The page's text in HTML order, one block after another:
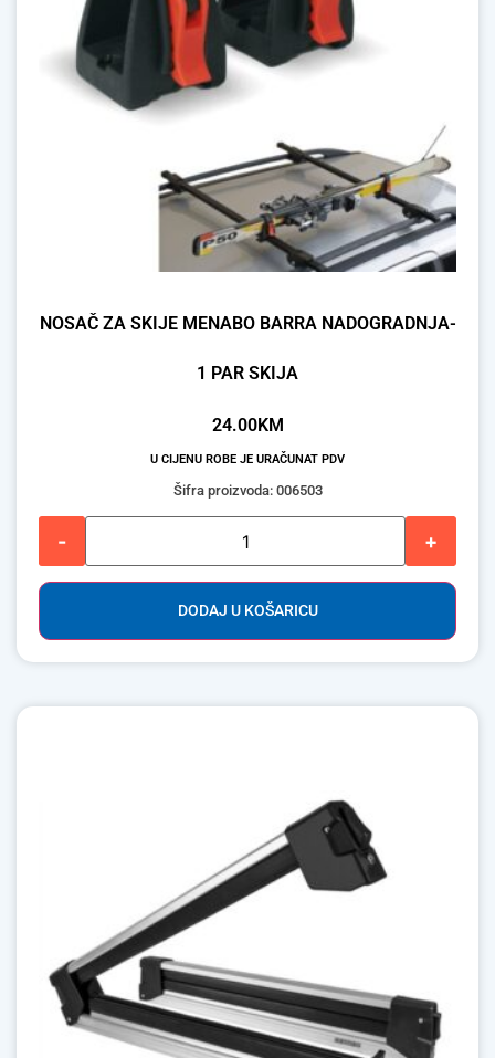
NOSAČ ZA SKIJE MENABO BARRA NADOGRADNJA-
1 PAR SKIJA
24.00KM
U CIJENU ROBE JE URAČUNAT PDV
Šifra proizvoda: 006503
- +
DODAJ U KOŠARICU